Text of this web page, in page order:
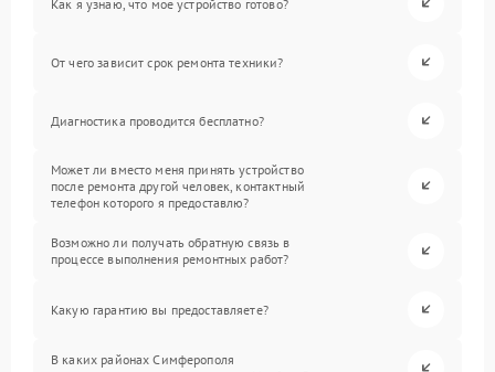
Как я узнаю, что мое устройство готово?
От чего зависит срок ремонта техники?
Диагностика проводится бесплатно?
Может ли вместо меня принять устройство
после ремонта другой человек, контактный
телефон которого я предоставлю?
Возможно ли получать обратную связь в
процессе выполнения ремонтных работ?
Какую гарантию вы предоставляете?
В каких районах Симферополя